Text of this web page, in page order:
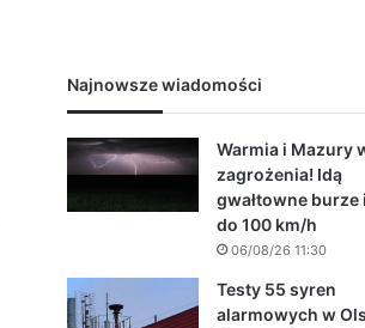
Najnowsze wiadomości
Warmia i Mazury
zagrożenia! Idą
gwałtowne burze
do 100 km/h
06/08/26 11:30
Testy 55 syren
alarmowych w